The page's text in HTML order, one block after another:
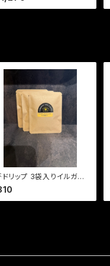
ドリップ 3袋入りイルガチ
ナチュラル (やや浅煎り)